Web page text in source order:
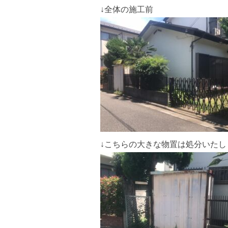
↓全体の施工前
↓こちらの大きな物置は処分いた